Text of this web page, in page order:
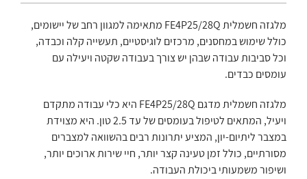
מלגזה חשמלית FE4P25/28Q מתאימה למגוון רחב של יישומים,
כולל שימוש במחסנים, מרכזים לוגיסטיים, תעשייה קלה וכבדה,
וכל סביבות עבודה שבהן יש צורך בעבודה שקטה ויעילה עם
עומסים כבדים.
מלגזה חשמלית מדגם FE4P25/28Q היא כלי עבודה מתקדם
ויעיל, המתאים לטיפול בעומסים של עד 2.5 טון. היא מצוידת
במצבר ליתיום-יון, המציע יתרונות רבים בהשוואה למצברים
מסורתיים, כולל זמן טעינה קצר יותר, חיי שירות ארוכים יותר,
ושיפור משמעותי ביכולת העבודה.